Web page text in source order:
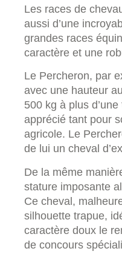
Les races de
aussi d’une
grandes races
caractère et une
Le Percheron, par
avec une hauteur
500 kg à plus
apprécié tant pour
agricole. Le
de lui un cheval
De la même
stature imposante
Ce cheval,
silhouette trapue,
caractère doux le
de concours